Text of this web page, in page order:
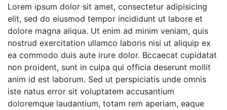
Lorem ipsum dolor sit amet, consectetur adipisicing
elit, sed do eiusmod tempor incididunt ut labore et
dolore magna aliqua. Ut enim ad minim veniam, quis
nostrud exercitation ullamco laboris nisi ut aliquip ex
ea commodo duis aute irure dolor. Bccaecat cupidatat
non proident, sunt in culpa qui officia deserunt mollit
anim id est laborum. Sed ut perspiciatis unde omnis
iste natus error sit voluptatem accusantium
doloremque laudantium, totam rem aperiam, eaque